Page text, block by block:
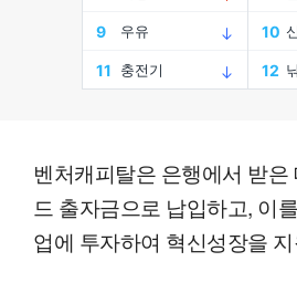
벤처캐피탈은 은행에서 받은
드 출자금으로 납입하고, 이
업에 투자하여 혁신성장을